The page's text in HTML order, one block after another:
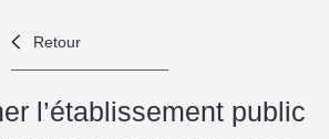
Retour
l’établissement public